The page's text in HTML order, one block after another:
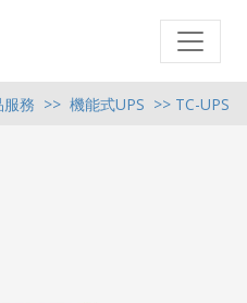
服務 >> 機能式UPS >> TC-UPS